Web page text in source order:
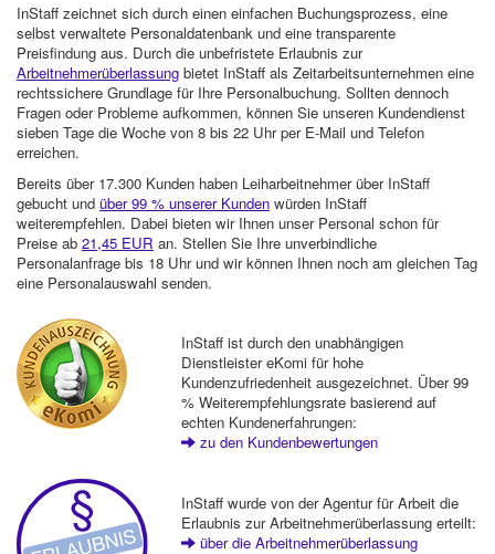
InStaff zeichnet sich durch einen einfachen Buchungsprozess, eine
selbst verwaltete Personaldatenbank und eine transparente
Preisfindung aus. Durch die unbefristete Erlaubnis zur
Arbeitnehmerüberlassung bietet InStaff als Zeitarbeitsunternehmen eine
rechtssichere Grundlage für Ihre Personalbuchung. Sollten dennoch
Fragen oder Probleme aufkommen, können Sie unseren Kundendienst
sieben Tage die Woche von 8 bis 22 Uhr per E-Mail und Telefon
erreichen.
Bereits über 17.300 Kunden haben Leiharbeitnehmer über InStaff
gebucht und über 99 % unserer Kunden würden InStaff
weiterempfehlen. Dabei bieten wir Ihnen unser Personal schon für
Preise ab 21,45 EUR an. Stellen Sie Ihre unverbindliche
Personalanfrage bis 18 Uhr und wir können Ihnen noch am gleichen Tag
eine Personalauswahl senden.
InStaff ist durch den unabhängigen
Dienstleister eKomi für hohe
Kundenzufriedenheit ausgezeichnet. Über 99
% Weiterempfehlungsrate basierend auf
echten Kundenerfahrungen:
zu den Kundenbewertungen
InStaff wurde von der Agentur für Arbeit die
Erlaubnis zur Arbeitnehmerüberlassung erteilt:
über die Arbeitnehmerüberlassung